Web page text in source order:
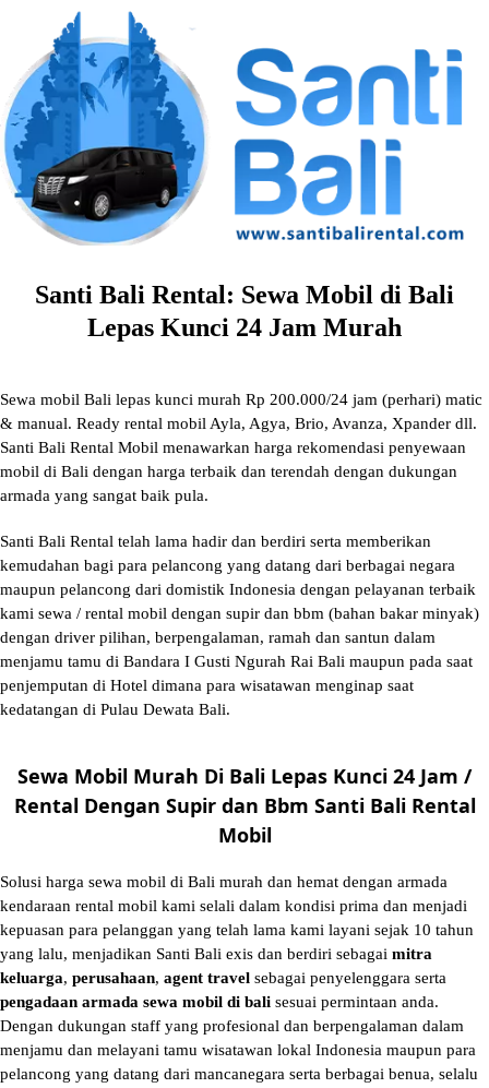
content
Santi Bali Rental: Sewa Mobil di Bali
Lepas Kunci 24 Jam Murah
Sewa mobil Bali lepas kunci murah Rp 200.000/24 jam (perhari) matic
& manual. Ready rental mobil Ayla, Agya, Brio, Avanza, Xpander dll.
Santi Bali Rental Mobil menawarkan harga rekomendasi penyewaan
mobil di Bali dengan harga terbaik dan terendah dengan dukungan
armada yang sangat baik pula.
Santi Bali Rental telah lama hadir dan berdiri serta memberikan
kemudahan bagi para pelancong yang datang dari berbagai negara
maupun pelancong dari domistik Indonesia dengan pelayanan terbaik
kami sewa / rental mobil dengan supir dan bbm (bahan bakar minyak)
dengan driver pilihan, berpengalaman, ramah dan santun dalam
menjamu tamu di Bandara I Gusti Ngurah Rai Bali maupun pada saat
penjemputan di Hotel dimana para wisatawan menginap saat
kedatangan di Pulau Dewata Bali.
Sewa Mobil Murah Di Bali Lepas Kunci 24 Jam /
Rental Dengan Supir dan Bbm Santi Bali Rental
Mobil
Solusi harga sewa mobil di Bali murah dan hemat dengan armada
kendaraan rental mobil kami selali dalam kondisi prima dan menjadi
kepuasan para pelanggan yang telah lama kami layani sejak 10 tahun
yang lalu, menjadikan Santi Bali exis dan berdiri sebagai mitra
keluarga, perusahaan, agent travel sebagai penyelenggara serta
pengadaan armada sewa mobil di bali sesuai permintaan anda.
Dengan dukungan staff yang profesional dan berpengalaman dalam
menjamu dan melayani tamu wisatawan lokal Indonesia maupun para
pelancong yang datang dari mancanegara serta berbagai benua, selalu